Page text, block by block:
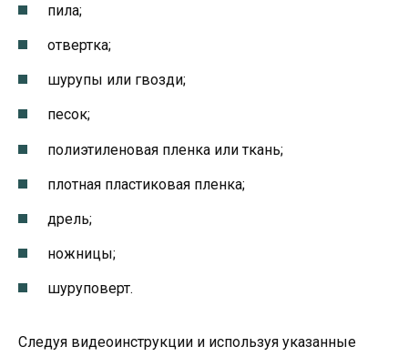
пила;
отвертка;
шурупы или гвозди;
песок;
полиэтиленовая пленка или ткань;
плотная пластиковая пленка;
дрель;
ножницы;
шуруповерт.
Следуя видеоинструкции и используя указанные